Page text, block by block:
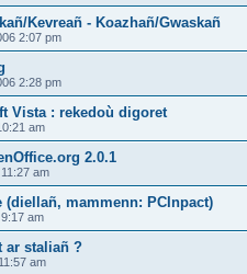
Kevreañ - Koazhañ/Gwaskañ
2:07 pm
2:28 pm
Vista : rekedoù digoret
am
2.0.1
am
mammenn: PCInpact)
am
ar staliañ ?
am